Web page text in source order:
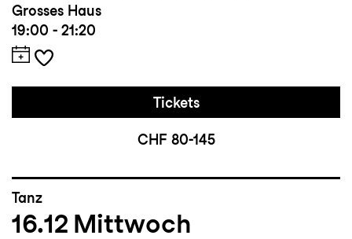
Grosses Haus
19:00 - 21:20
Tickets
CHF 80-145
Tanz
16.12 Mittwoch